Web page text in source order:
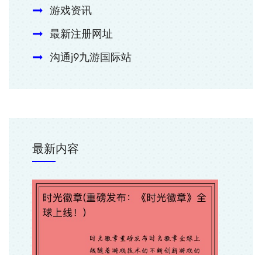
游戏资讯
最新注册网址
沟通j9九游国际站
最新内容